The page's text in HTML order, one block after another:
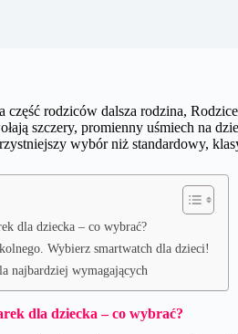
część rodziców dalsza rodzina,
szczery, promienny uśmiech na
wybór niż standardowy,
dla dziecka – co wybrać?
Wybierz smartwatch dla dzieci!
najbardziej wymagających
dla dziecka – co wybrać?